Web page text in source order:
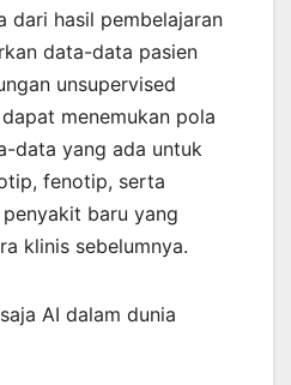
dari hasil pembelajaran
data-data pasien
unsupervised
menemukan pola
data yang ada untuk
fenotip, serta
baru yang
klinis sebelumnya.
AI dalam dunia